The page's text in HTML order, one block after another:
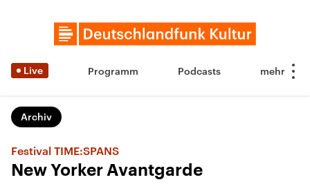
Live Programm Podcasts
Archiv
Festival TIME:SPANS
New Yorker Avantgarde